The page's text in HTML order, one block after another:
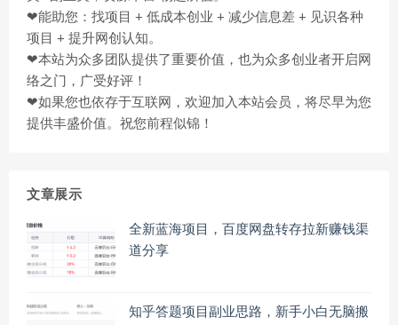
❤能助您：找项目 + 低成本创业 + 减少信息差 + 见识各种
项目 + 提升网创认知。
❤本站为众多团队提供了重要价值，也为众多创业者开启网
络之门，广受好评！
❤如果您也依存于互联网，欢迎加入本站会员，将尽早为您
提供丰盛价值。祝您前程似锦！
文章展示
全新蓝海项目，百度网盘转存拉新赚钱渠
道分享
知乎答题项目副业思路，新手小白无脑搬